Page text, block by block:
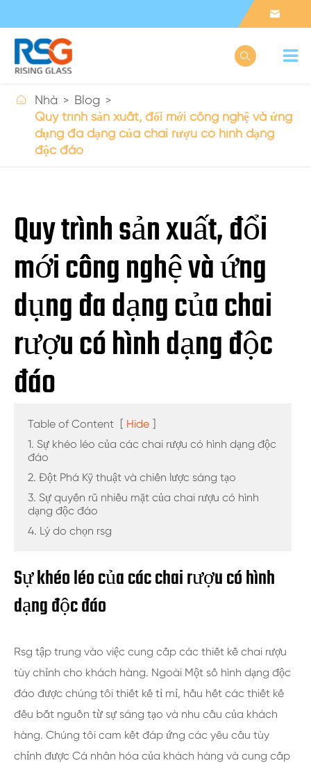


 Nhà
Blog
Quy trình sản xuất, đổi mới công nghệ và ứng
dụng đa dạng của chai rượu có hình dạng
độc đáo
Quy trình sản xuất, đổi
mới công nghệ và ứng
dụng đa dạng của chai
rượu có hình dạng độc
đáo
Table of Content [ Hide ]
1. Sự khéo léo của các chai rượu có hình dạng độc
đáo
2. Đột Phá Kỹ thuật và chiến lược sáng tạo
3. Sự quyến rũ nhiều mặt của chai rượu có hình
dạng độc đáo
4. Lý do chọn rsg
Sự khéo léo của các chai rượu có hình
dạng độc đáo
Rsg tập trung vào việc cung cấp các thiết kế chai rượu
tùy chỉnh cho khách hàng. Ngoài Một số hình dạng độc
đáo được chúng tôi thiết kế tỉ mỉ, hầu hết các thiết kế
đều bắt nguồn từ sự sáng tạo và nhu cầu của khách
hàng. Chúng tôi cam kết đáp ứng các yêu cầu tùy
chỉnh được Cá nhân hóa của khách hàng và cung cấp